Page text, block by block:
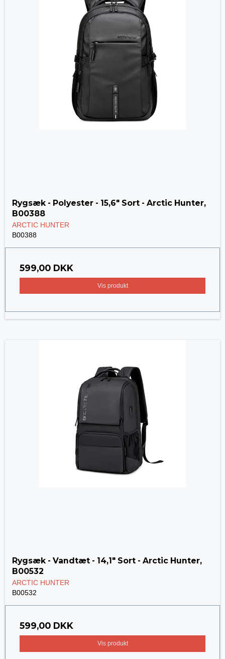
Rygsæk - Polyester - 15,6" Sort - Arctic Hunter,
B00388
ARCTIC HUNTER
B00388
599,00 DKK
Vis produkt
Rygsæk - Vandtæt - 14,1" Sort - Arctic Hunter,
B00532
ARCTIC HUNTER
B00532
599,00 DKK
Vis produkt